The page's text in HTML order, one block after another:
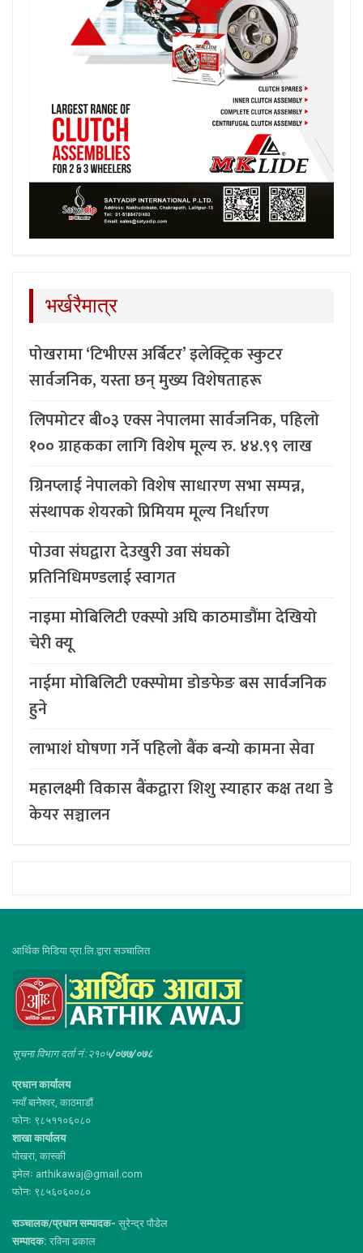
भर्खरैमात्र
पोखरामा ‘टिभीएस अर्बिटर’ इलेक्ट्रिक स्कुटर
सार्वजनिक, यस्ता छन् मुख्य विशेषताहरू
लिपमोटर बी०३ एक्स नेपालमा सार्वजनिक, पहिलो
१०० ग्राहकका लागि विशेष मूल्य रु. ४४.९९ लाख
ग्रिनप्लाई नेपालको विशेष साधारण सभा सम्पन्न,
संस्थापक शेयरको प्रिमियम मूल्य निर्धारण
पोउवा संघद्वारा देउखुरी उवा संघको
प्रतिनिधिमण्डलाई स्वागत
नाइमा मोबिलिटी एक्स्पो अघि काठमाडौंमा देखियो
चेरी क्यू
नाईमा मोबिलिटी एक्स्पोमा डोङफेङ बस सार्वजनिक
हुने
लाभाशं घोषणा गर्ने पहिलो बैंक बन्यो कामना सेवा
महालक्ष्मी विकास बैंकद्वारा शिशु स्याहार कक्ष तथा डे
केयर सञ्चालन
आर्थिक मिडिया प्रा.लि.द्वारा सञ्चालित
सूचना विभाग दर्ता नं :२१०५/०७७/०७८
प्रधान कार्यालय
नयाँ बानेश्वर, काठमाडौं
फोनः ९८५११०६०८०
शाखा कार्यालय
पोखरा, कास्की
इमेलः arthikawaj@gmail.com
फोनः ९८५६०६००८०
सञ्चालक/प्रधान सम्पादक- सुरेन्द्र पौडेल
सम्पादक: रविना ढकाल